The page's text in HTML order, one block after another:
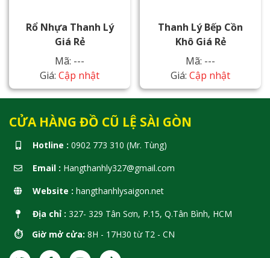
Rổ Nhựa Thanh Lý
Giá Rẻ
Mã: ---
Giá: Cập nhật
Thanh Lý Bếp Cồn
Khô Giá Rẻ
Mã: ---
Giá: Cập nhật
CỬA HÀNG ĐỒ CŨ LỆ SÀI GÒN
Hotline : 0902 773 310 (Mr. Tùng)
Email : Hangthanhly327@gmail.com
Website : hangthanhlysaigon.net
Địa chỉ : 327- 329 Tân Sơn, P.15, Q.Tân Bình, HCM
⏱️ Giờ mở cửa: 8H - 17H30 từ T2 - CN